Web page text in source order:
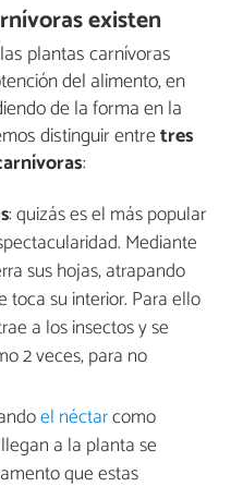
existen
plantas carnívoras
del alimento, en
de la forma en la
distinguir entretres
:
: quizás es el más popular
Mediante
sus hojas, atrapando
toca su interior. Para ello
a los insectos y se
2 veces, para no
el néctarcomo
a la planta se
que estas